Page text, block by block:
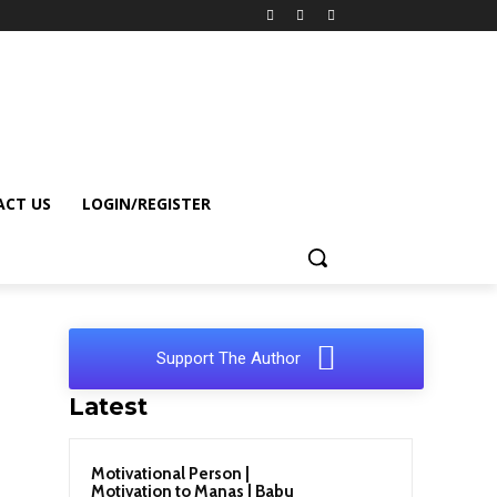
US LOGIN/REGISTER
Support The Author
Latest
Motivational Person |
Motivation to Manas | Babu